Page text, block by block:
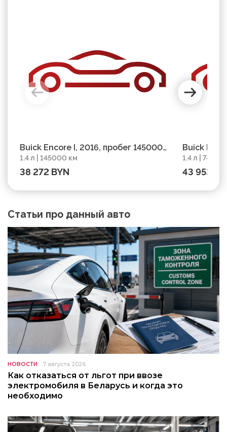
Buick Encore I, 2016, пробег 145000
км
1.4 л | 145000 км
38 272 BYN
Buick
пробег
1.4 л |
43 953
Статьи про данный авто
НОВОСТИ 7 августа 2026
Как отказаться от льгот при ввозе
электромобиля в Беларусь и когда это
необходимо